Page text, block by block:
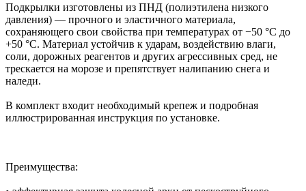
Подкрылки изготовлены из ПНД (полиэтилена низкого
давления) — прочного и эластичного материала,
сохраняющего свои свойства при температурах от −50 °C до
+50 °C. Материал устойчив к ударам, воздействию влаги,
соли, дорожных реагентов и других агрессивных сред, не
трескается на морозе и препятствует налипанию снега и
наледи.
В комплект входит необходимый крепеж и подробная
иллюстрированная инструкция по установке.
Преимущества: